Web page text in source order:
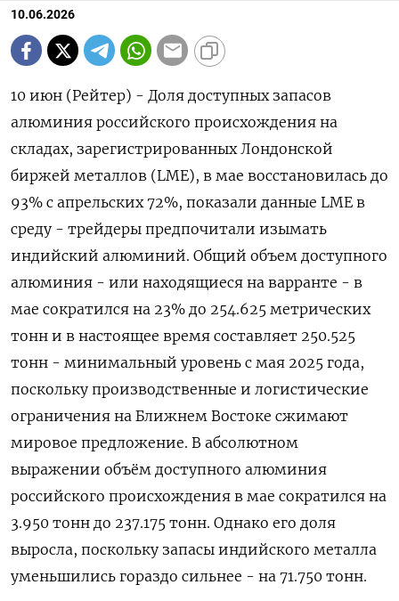
10.06.2026
10 июн (Рейтер) - Доля доступных запасов
алюминия российского происхождения на
складах, зарегистрированных Лондонской
биржей металлов (LME), в ‌мае восстановилась до
93% с апрельских 72%, показали данные LME в
среду - трейдеры предпочитали ​изымать
индийский ​алюминий. Общий ​объем доступного
алюминия - ⁠или находящиеся на ‌варранте - в
мае сократился на ‌23% до 254.625 метрических
тонн и в настоящее ​время составляет 250.525
тонн - ‌минимальный уровень с мая 2025 года, ​
поскольку производственные и логистические
ограничения на Ближнем ‌Востоке сжимают
мировое предложение. В абсолютном
выражении объём доступного алюминия
российского происхождения ​в мае ​сократился ‌на
3.950 тонн до 237.175 тонн. Однако ​его доля
выросла, поскольку запасы индийского металла
уменьшились гораздо сильнее - на 71.750 тонн.